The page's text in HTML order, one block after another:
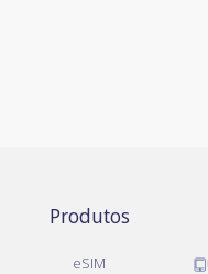
Produtos
eSIM